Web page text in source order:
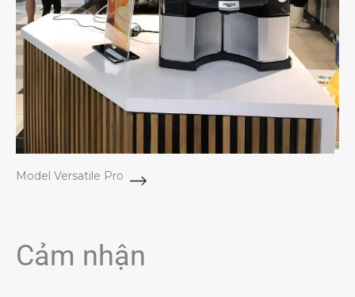
Model Versatile Pro
Cảm nhận